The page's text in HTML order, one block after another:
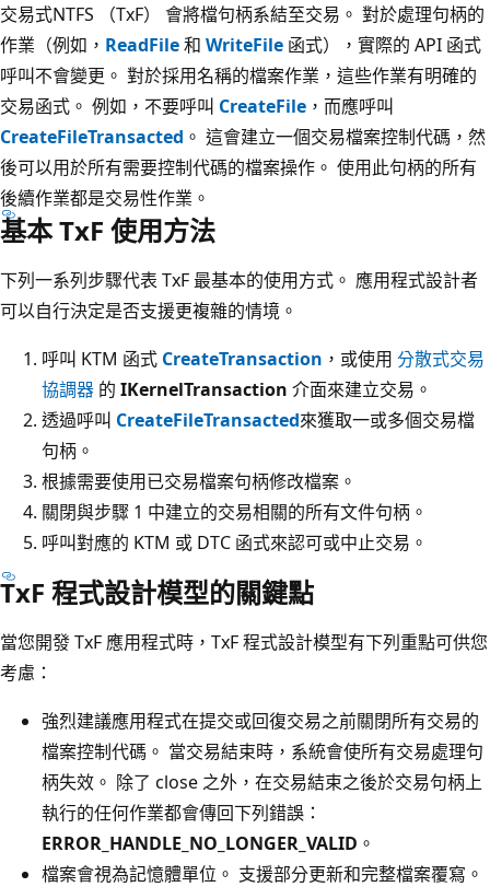
交易式NTFS （TxF） 會將檔句柄系結至交易。 對於處理句柄的
作業（例如， ReadFile和 WriteFile 函式），實際的 API 函式
呼叫不會變更。 對於採用名稱的檔案作業，這些作業有明確的
交易函式。 例如，不要呼叫 CreateFile ，而應呼叫
CreateFileTransacted 。 這會建立一個交易檔案控制代碼，然
後可以用於所有需要控制代碼的檔案操作。 使用此句柄的所有
後續作業都是交易性作業。
基本 TxF 使用方法
下列一系列步驟代表 TxF 最基本的使用方式。 應用程式設計者
可以自行決定是否支援更複雜的情境。
呼叫 KTM 函式 CreateTransaction ，或使用 分散式交易
協調器 的 IKernelTransaction 介面來建立交易。
透過呼叫 CreateFileTransacted來獲取一或多個交易檔
句柄。
根據需要使用已交易檔案句柄修改檔案。
關閉與步驟 1 中建立的交易相關的所有文件句柄。
呼叫對應的 KTM 或 DTC 函式來認可或中止交易。
TxF 程式設計模型的關鍵點
當您開發 TxF 應用程式時，TxF 程式設計模型有下列重點可供您
考慮：
強烈建議應用程式在提交或回復交易之前關閉所有交易的
檔案控制代碼。 當交易結束時，系統會使所有交易處理句
柄失效。 除了 close 之外，在交易結束之後於交易句柄上
執行的任何作業都會傳回下列錯誤：
ERROR_HANDLE_NO_LONGER_VALID 。
檔案會視為記憶體單位。 支援部分更新和完整檔案覆寫。